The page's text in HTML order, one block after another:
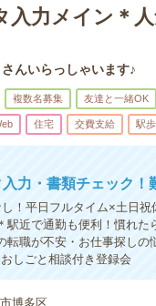
入力メイン＊
んいらっしゃいます♪
複数名募集 友達と一緒OK
住宅 交費支給 駅
力・書類チェック！
！平日フルタイム×土日
駅近で通勤も便利！慣れ
転職が不安・お仕事探し
しごと相談付き登録会
博多区